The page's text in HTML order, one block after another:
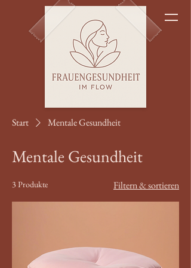
Start Mentale Gesundheit
Mentale Gesundheit
3 Produkte Filtern & sortieren